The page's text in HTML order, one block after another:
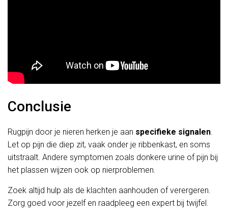
Conclusie
Rugpijn door je nieren herken je aan specifieke signalen.
Let op pijn die diep zit, vaak onder je ribbenkast, en soms
uitstraalt. Andere symptomen zoals donkere urine of pijn bij
het plassen wijzen ook op nierproblemen.
Zoek altijd hulp als de klachten aanhouden of verergeren.
Zorg goed voor jezelf en raadpleeg een expert bij twijfel.